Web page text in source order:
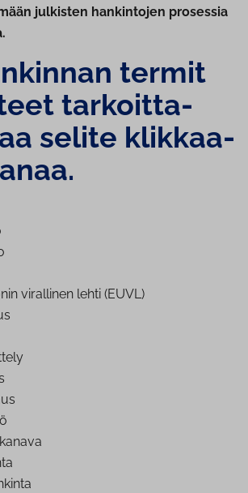
julkisten hankintojen prosessia
termit
tar­koit­ta­
selite klik­kaa­
virallinen lehti (EUVL)